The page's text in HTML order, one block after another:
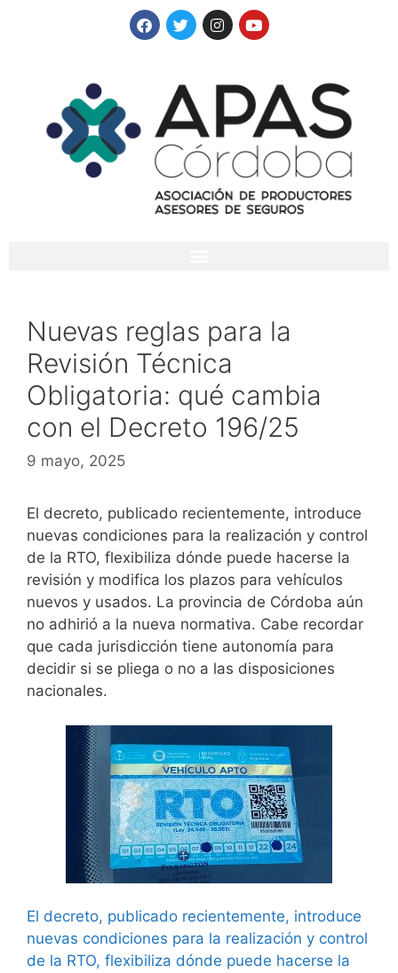
Nuevas reglas para la
Revisión Técnica
Obligatoria: qué cambia
con el Decreto 196/25
9 mayo, 2025
El decreto, publicado recientemente, introduce
nuevas condiciones para la realización y control
de la RTO, flexibiliza dónde puede hacerse la
revisión y modifica los plazos para vehículos
nuevos y usados. La provincia de Córdoba aún
no adhirió a la nueva normativa. Cabe recordar
que cada jurisdicción tiene autonomía para
decidir si se pliega o no a las disposiciones
nacionales.
El decreto, publicado recientemente, introduce
nuevas condiciones para la realización y control
de la RTO, flexibiliza dónde puede hacerse la